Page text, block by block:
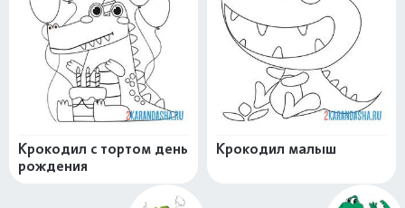
Крокодил с тортом день
рождения
Крокодил малыш